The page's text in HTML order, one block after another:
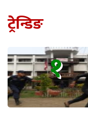
ट्रेन्डिङ
१